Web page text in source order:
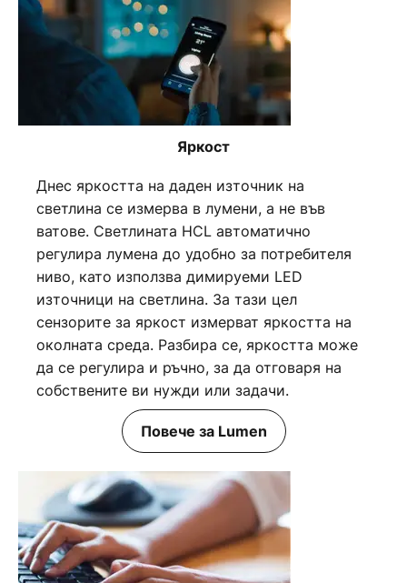
Яркост
Днес яркостта на даден източник на
светлина се измерва в лумени, а не във
ватове. Светлината HCL автоматично
регулира лумена до удобно за потребителя
ниво, като използва димируеми LED
източници на светлина. За тази цел
сензорите за яркост измерват яркостта на
околната среда. Разбира се, яркостта може
да се регулира и ръчно, за да отговаря на
собствените ви нужди или задачи.
Повече за Lumen